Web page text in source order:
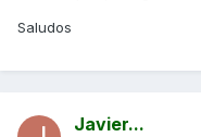
Saludos
Javier...